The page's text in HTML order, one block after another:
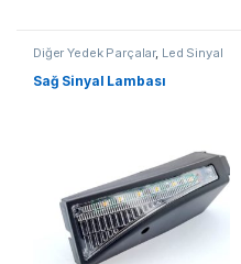
Diğer Yedek Parçalar, Led Sinyal
Lambası
Sağ Sinyal Lambası